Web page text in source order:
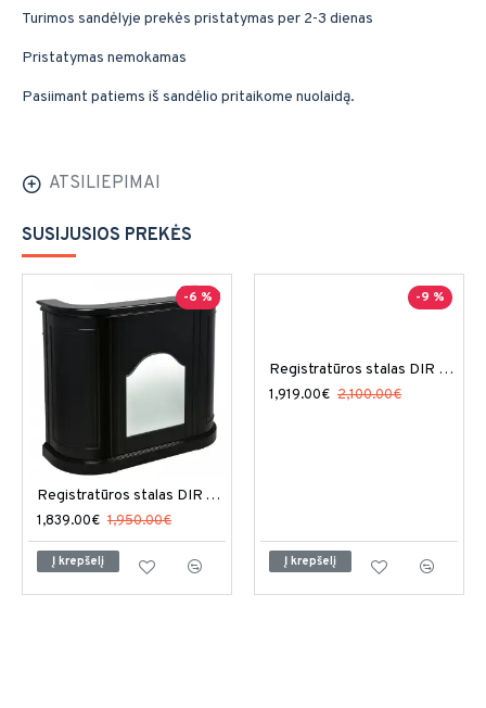
Turimos sandėlyje prekės pristatymas per 2-3 dienas
Pristatymas nemokamas
Pasiimant patiems iš sandėlio pritaikome nuolaidą.
ATSILIEPIMAI
SUSIJUSIOS PREKĖS
-6 %
Registratūros stalas DIR Alex su LED apšvietimu
1,839.00€ 1,950.00€
Į krepšelį
-9 %
Registratūros stalas DIR Revival II su LED apšvietimu
1,919.00€ 2,100.00€
Į krepšelį